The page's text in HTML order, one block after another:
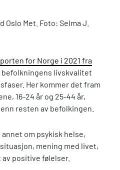
Met. Foto: Selma J.
for Norge i 2021 fra
befolkningens livskvalitet
Her kommer det fram
16-24 år og 25-44 år,
resten av befolkingen.
om psykisk helse,
mening med livet,
positive følelser.